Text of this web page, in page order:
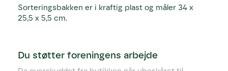
Sorteringsbakken er i kraftig plast og måler 34 x
25,5 x 5,5 cm.
Du støtter foreningens arbejde